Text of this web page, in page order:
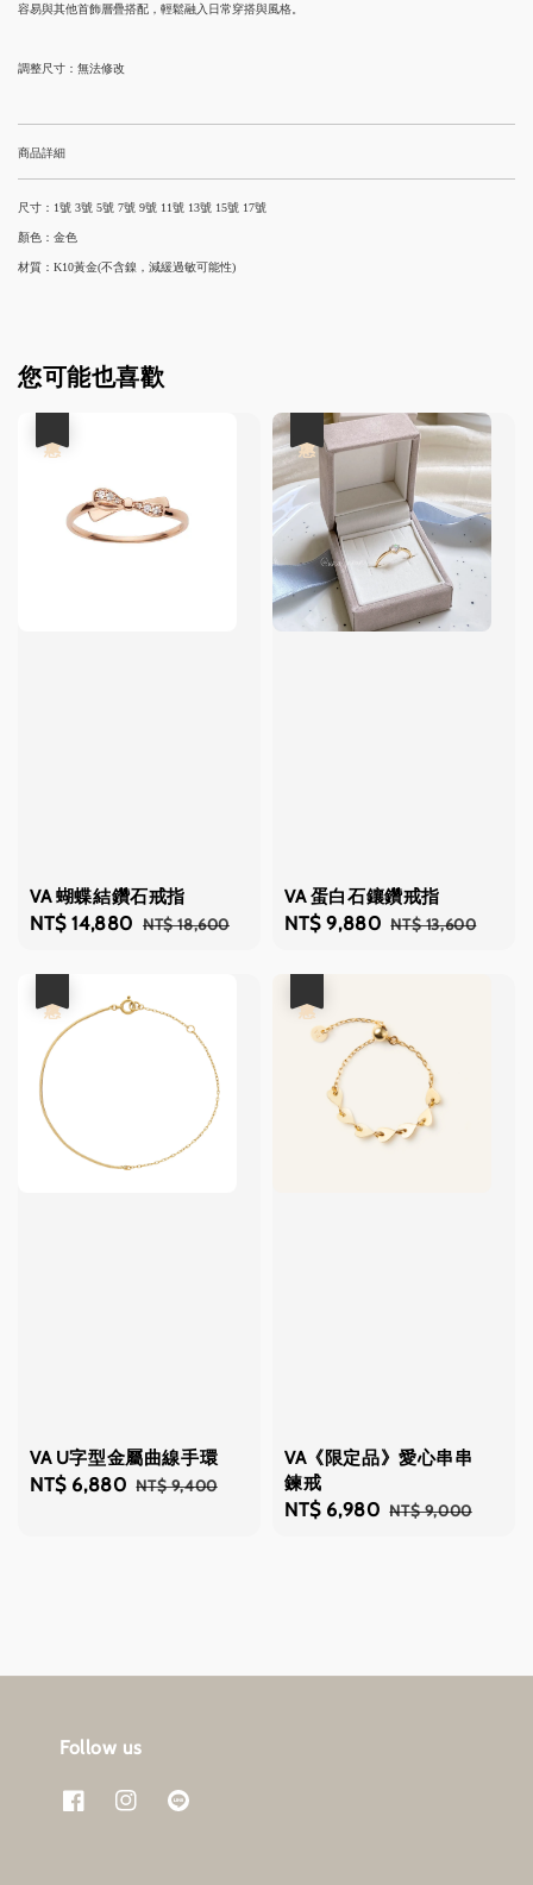
容易與其他首飾層疊搭配，輕鬆融入日常穿搭與風格。
調整尺寸：無法修改
商品詳細
尺寸：1號 3號 5號 7號 9號 11號 13號 15號 17號
顏色：金色
材質：K10黃金(不含鎳，減緩過敏可能性)
您可能也喜歡
VA 蝴蝶結鑽石戒指
Sale
NT$ 14,880 Regular
NT$ 18,600
VA 蛋白石鑲鑽戒指
Sale
NT$ 9,880 Regular
NT$ 13,600
VA U字型金屬曲線手環
Sale
NT$ 6,880 Regular
NT$ 9,400
VA《限定品》愛心串串
鍊戒
Sale
NT$ 6,980 Regular
NT$ 9,000
Follow us